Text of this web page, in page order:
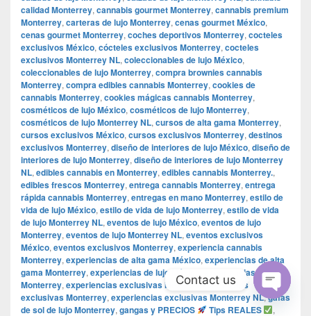
calidad Monterrey, cannabis gourmet Monterrey, cannabis premium
Monterrey, carteras de lujo Monterrey, cenas gourmet México,
cenas gourmet Monterrey, coches deportivos Monterrey, cocteles
exclusivos México, cócteles exclusivos Monterrey, cocteles
exclusivos Monterrey NL, coleccionables de lujo México,
coleccionables de lujo Monterrey, compra brownies cannabis
Monterrey, compra edibles cannabis Monterrey, cookies de
cannabis Monterrey, cookies mágicas cannabis Monterrey,
cosméticos de lujo México, cosméticos de lujo Monterrey,
cosméticos de lujo Monterrey NL, cursos de alta gama Monterrey,
cursos exclusivos México, cursos exclusivos Monterrey, destinos
exclusivos Monterrey, diseño de interiores de lujo México, diseño de
interiores de lujo Monterrey, diseño de interiores de lujo Monterrey
NL, edibles cannabis en Monterrey, edibles cannabis Monterrey.,
edibles frescos Monterrey, entrega cannabis Monterrey, entrega
rápida cannabis Monterrey, entregas en mano Monterrey, estilo de
vida de lujo México, estilo de vida de lujo Monterrey, estilo de vida
de lujo Monterrey NL, eventos de lujo México, eventos de lujo
Monterrey, eventos de lujo Monterrey NL, eventos exclusivos
México, eventos exclusivos Monterrey, experiencia cannabis
Monterrey, experiencias de alta gama México, experiencias de alta
gama Monterrey, experiencias de lujo México
experiencias de lujo
Monterrey, experiencias exclusivas México ,experiencias
exclusivas Monterrey, experiencias exclusivas Monterrey NL,gafas
de sol de lujo Monterrey, gangas y PRECIOS Tips REALES ,
Contact us
Open